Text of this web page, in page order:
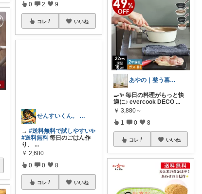
0 2 9
コレ いいね
せんすいくん。 ＼情報の海へダイブ／
→#送料無料で試しやすい✨
り、 ...
￥ 2,680
0 0
あやの｜整う暮らしROOM
🍳✨ 毎日の料理がもっと快
適に♪ evercook DECO ...
￥ 3,880～
1 0 8
コレ いいね